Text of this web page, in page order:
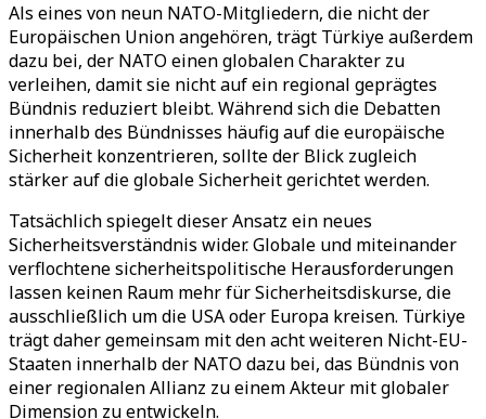
Als eines von neun NATO-Mitgliedern, die nicht der
Europäischen Union angehören, trägt Türkiye außerdem
dazu bei, der NATO einen globalen Charakter zu
verleihen, damit sie nicht auf ein regional geprägtes
Bündnis reduziert bleibt. Während sich die Debatten
innerhalb des Bündnisses häufig auf die europäische
Sicherheit konzentrieren, sollte der Blick zugleich
stärker auf die globale Sicherheit gerichtet werden.
Tatsächlich spiegelt dieser Ansatz ein neues
Sicherheitsverständnis wider. Globale und miteinander
verflochtene sicherheitspolitische Herausforderungen
lassen keinen Raum mehr für Sicherheitsdiskurse, die
ausschließlich um die USA oder Europa kreisen. Türkiye
trägt daher gemeinsam mit den acht weiteren Nicht-EU-
Staaten innerhalb der NATO dazu bei, das Bündnis von
einer regionalen Allianz zu einem Akteur mit globaler
Dimension zu entwickeln.